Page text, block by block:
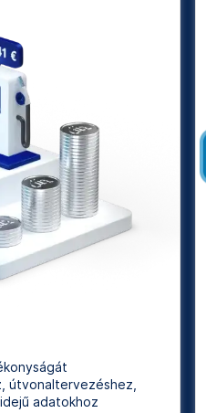
útvonaltervezéshez,
adatokhoz